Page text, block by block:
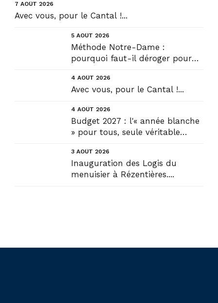
7 AOÛT 2026
Avec vous, pour le Cantal !...
5 AOÛT 2026
Méthode Notre-Dame :
pourquoi faut-il déroger pour
4 AOÛT 2026
Avec vous, pour le Cantal !...
4 AOÛT 2026
Budget 2027 : l'« année blanche
» pour tous, seule véritable
3 AOÛT 2026
Inauguration des Logis du
menuisier à Rézentières....